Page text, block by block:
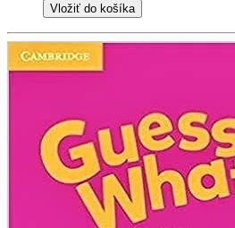
Vložiť do košíka